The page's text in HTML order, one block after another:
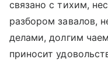
связано с тихим,
разбором завалов,
делами, долгим
приносит